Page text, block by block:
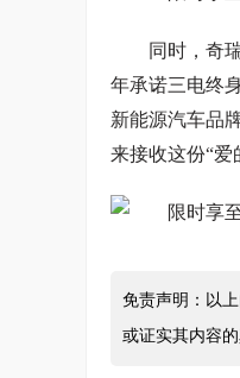
同时，奇
年承诺三电终
新能源汽车品
来接收这份“爱
免责声明：以
或证实其内容